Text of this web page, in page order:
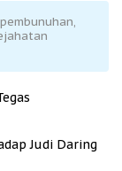
Judi Daring